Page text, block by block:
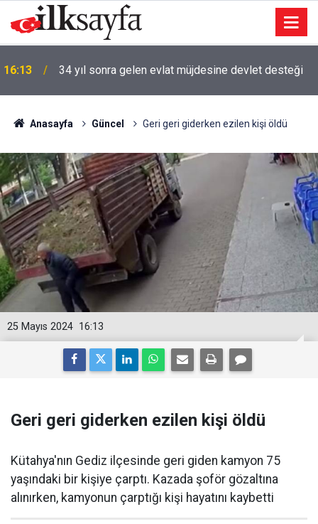
16:13 34 yıl sonra gelen evlat müjdesine devlet desteği
Anasayfa Güncel Geri geri giderken ezilen kişi öldü
16:13
25 Mayıs 2024
Geri geri giderken ezilen kişi öldü
Kütahya'nın Gediz ilçesinde geri giden kamyon 75
yaşındaki bir kişiye çarptı. Kazada şoför gözaltına
alınırken, kamyonun çarptığı kişi hayatını kaybetti